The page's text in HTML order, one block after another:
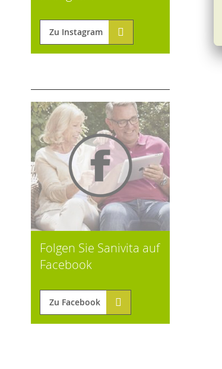
Zu Instagram
Folgen Sie Sanivita auf
Facebook
Zu Facebook